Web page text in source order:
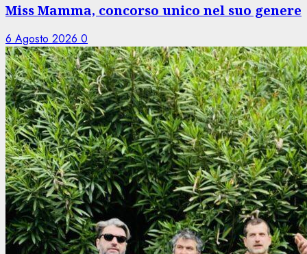
Miss Mamma, concorso unico nel suo genere
6 Agosto 2026 0